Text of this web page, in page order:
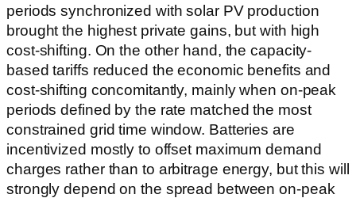
periods synchronized with solar PV production
brought the highest private gains, but with high
cost-shifting. On the other hand, the capacity-
based tariffs reduced the economic benefits and
cost-shifting concomitantly, mainly when on-peak
periods defined by the rate matched the most
constrained grid time window. Batteries are
incentivized mostly to offset maximum demand
charges rather than to arbitrage energy, but this will
strongly depend on the spread between on-peak